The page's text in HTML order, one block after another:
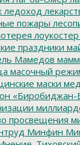
ледоход
пожары
лоукостер
праздники
Мамедов
масочный
маски
«Биробиджан-
просвещения
Минфин